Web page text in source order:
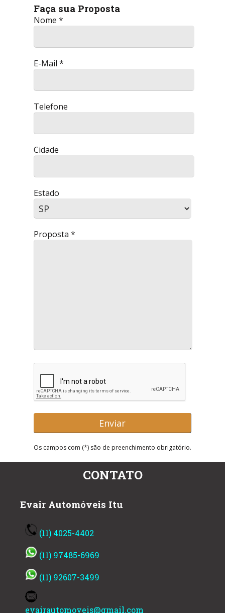
Faça sua Proposta
Nome *
E-Mail *
Telefone
Cidade
Estado
Proposta *
Os campos com (*) são de preenchimento obrigatório.
CONTATO
Evair Automóveis Itu
(11) 4025-4402
(11) 97485-6969
(11) 92607-3499
evairautomoveis@gmail.com